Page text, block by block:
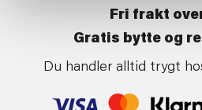
Fri frakt
Gratis bytte og
Du handler alltid trygt